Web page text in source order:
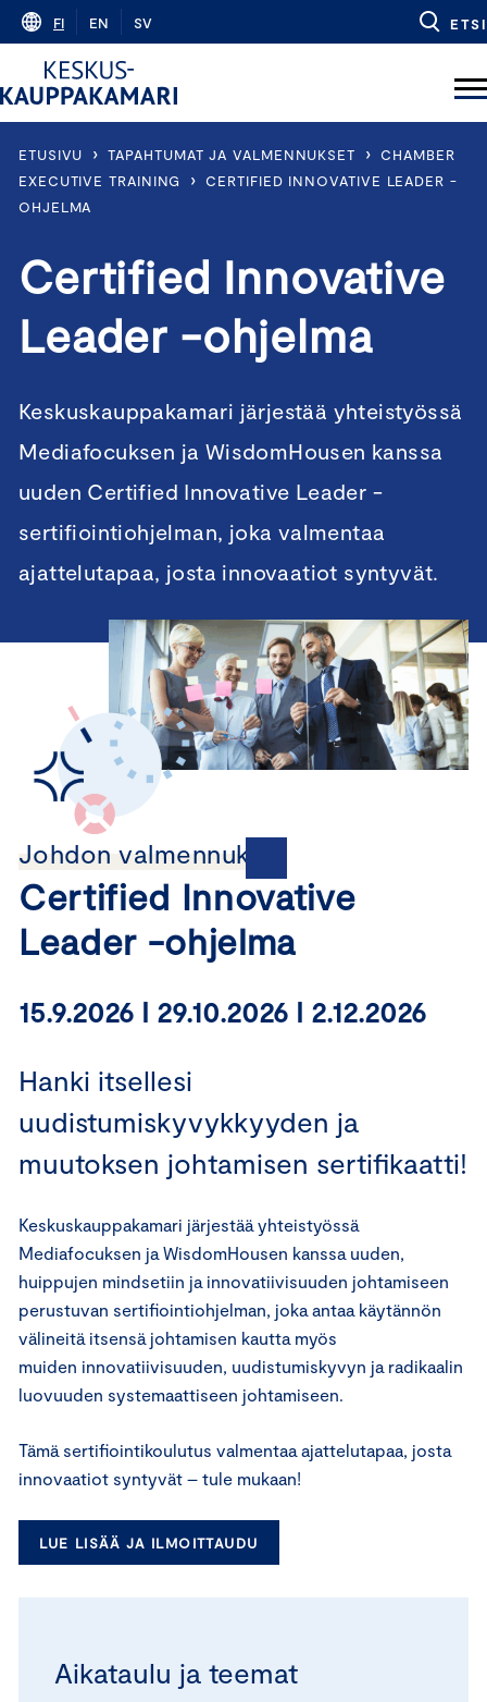
Skip
content
FI EN SV ETSI
ETUSIVU › TAPAHTUMAT JA VALMENNUKSET › CHAMBER
EXECUTIVE TRAINING
› CERTIFIED INNOVATIVE LEADER -
OHJELMA
Certified Innovative
Leader -ohjelma
Keskuskauppakamari järjestää yhteistyössä
Mediafocuksen ja WisdomHousen kanssa
uuden Certified Innovative Leader -
sertifiointiohjelman, joka valmentaa
ajattelutapaa, josta innovaatiot syntyvät.
Johdon valmennukset
Certified Innovative
Leader -ohjelma
15.9.2026 I 29.10.2026 I 2.12.2026
Hanki itsellesi
uudistumiskyvykkyyden ja
muutoksen johtamisen sertifikaatti!
Keskuskauppakamari järjestää yhteistyössä
Mediafocuksen ja WisdomHousen kanssa uuden,
huippujen mindsetiin ja innovatiivisuuden johtamiseen
perustuvan sertifiointiohjelman, joka antaa käytännön
välineitä itsensä johtamisen kautta myös
muiden innovatiivisuuden, uudistumiskyvyn ja radikaalin
luovuuden systemaattiseen johtamiseen.
Tämä sertifiointikoulutus valmentaa ajattelutapaa, josta
innovaatiot syntyvät – tule mukaan!
LUE LISÄÄ JA ILMOITTAUDU
Aikataulu ja teemat